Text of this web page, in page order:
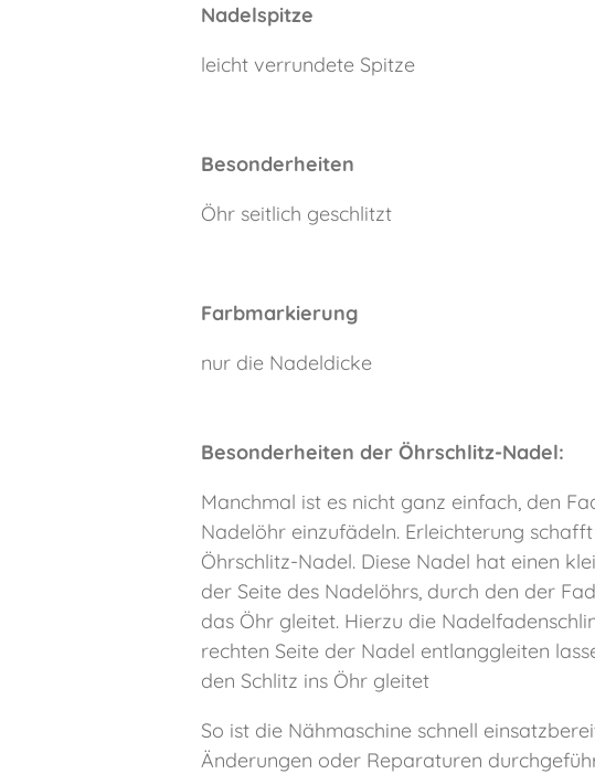
Nadelspitze
leicht verrundete Spitze
Besonderheiten
Öhr seitlich geschlitzt
Farbmarkierung
nur die Nadeldicke
Besonderheiten der Öhrschlitz-Nadel:
Manchmal ist es nicht ganz einfach, den
Nadelöhr einzufädeln. Erleichterung
Öhrschlitz-Nadel. Diese Nadel hat einen
der Seite des Nadelöhrs, durch den der
das Öhr gleitet. Hierzu die
rechten Seite der Nadel entlanggleiten
den Schlitz ins Öhr gleitet
So ist die Nähmaschine schnell
Änderungen oder Reparaturen